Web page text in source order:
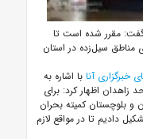
گفت: مقرر شده است تا
مناطق سیل‌زده در استان
خبرگزاری آنا با اشاره به
زاهدان اظهار کرد: برای
و بلوچستان کمیته بحران
دادیم تا در مواقع لازم